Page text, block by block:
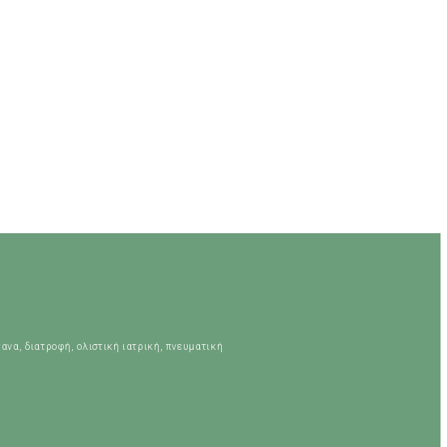
διατροφή, ολιστική ιατρική, πνευματική